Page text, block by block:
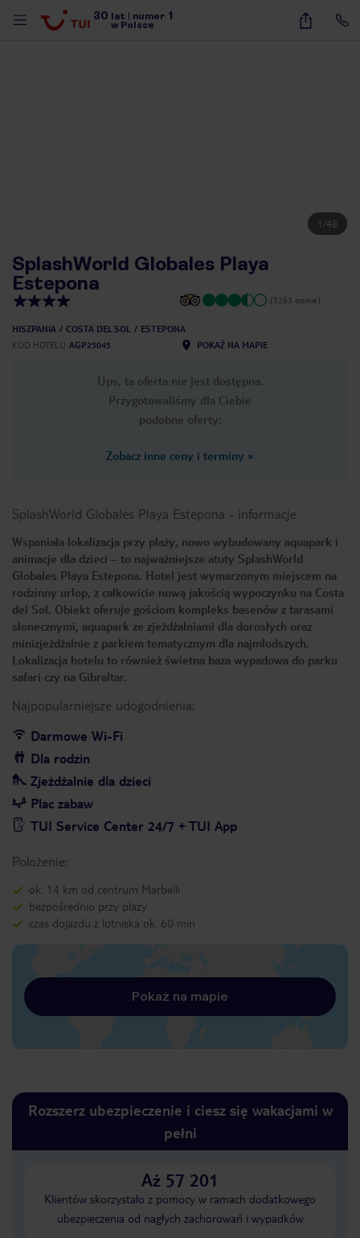
30 lat numer 1
w Polsce
1 /48
SplashWorld Globales Playa
Estepona
(3263 opinie)
HISZPANIA COSTA DEL SOL
ESTEPONA
KOD HOTELU AGP25045 POKAŻ NA MAPIE
Ups, ta oferta nie jest dostępna.
Przygotowaliśmy dla Ciebie
podobne oferty:
Zobacz inne ceny i terminy »
SplashWorld Globales Playa Estepona - informacje
Wspaniała lokalizacja przy plaży, nowo wybudowany aquapark i
animacje dla dzieci – to najważniejsze atuty SplashWorld
Globales Playa Estepona. Hotel jest wymarzonym miejscem na
rodzinny urlop, z całkowicie nową jakością wypoczynku na Costa
del Sol. Obiekt oferuje gościom kompleks basenów z tarasami
słonecznymi, aquapark ze zjeżdżalniami dla dorosłych oraz
minizjeżdżalnie z parkiem tematycznym dla najmłodszych.
Lokalizacja hotelu to również świetna baza wypadowa do parku
safari czy na Gibraltar.
Najpopularniejsze udogodnienia:
Darmowe Wi-Fi
Dla rodzin
Zjeżdżalnie dla dzieci
Plac zabaw
TUI Service Center 24/7 + TUI App
Położenie:
ok. 14 km od centrum Marbelli
bezpośrednio przy plaży
czas dojazdu z lotniska ok. 60 min
Pokaż na mapie
Rozszerz ubezpieczenie i ciesz się wakacjami w
pełni
Aż 57 201
Klientów skorzystało z pomocy w ramach dodatkowego
ubezpieczenia od nagłych zachorowań i wypadków